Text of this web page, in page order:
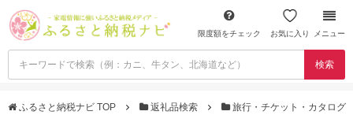
限度額をチェック お気に入り メニュー
検索
ふるさと納税ナビ TOP 返礼品検索 旅行・チケット・カタログ